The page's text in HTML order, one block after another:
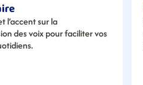
l’accent sur la
des voix pour faciliter vos